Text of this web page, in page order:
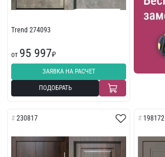
Trend 274093
от 95 997₽
ЗАЯВКА НА РАСЧЕТ
ПОДОБРАТЬ
230817 198172